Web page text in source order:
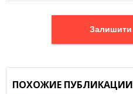
ПОХОЖИЕ ПУБЛИКАЦИИ